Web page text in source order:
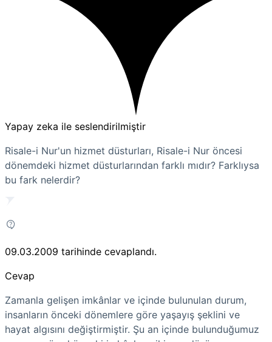
Yapay zeka ile seslendirilmiştir
Risale-i Nur'un hizmet düsturları, Risale-i Nur öncesi
dönemdeki hizmet düsturlarından farklı mıdır? Farklıysa
bu fark nelerdir?
09.03.2009 tarihinde cevaplandı.
Cevap
Zamanla gelişen imkânlar ve içinde bulunulan durum,
insanların önceki dönemlere göre yaşayış şeklini ve
hayat algısını değiştirmiştir. Şu an içinde bulunduğumuz